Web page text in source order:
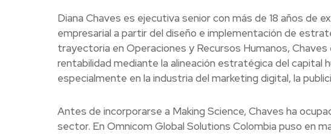
Diana Chaves es ejecutiva senior con más de 18 años de
empresarial a partir del diseño e implementación de
trayectoria en Operaciones y Recursos Humanos,
rentabilidad mediante la alineación estratégica del capital
especialmente en la industria del marketing digital, la
Antes de incorporarse a Making Science, Chaves ha
sector. En Omnicom Global Solutions Colombia puso en